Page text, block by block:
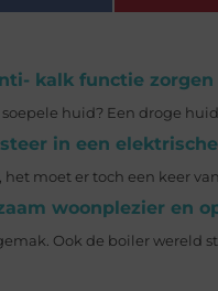
kalk functie zorgen
huid? Een droge
in een
moet er toch een keer van
woonplezier en
Ook de boiler wereld